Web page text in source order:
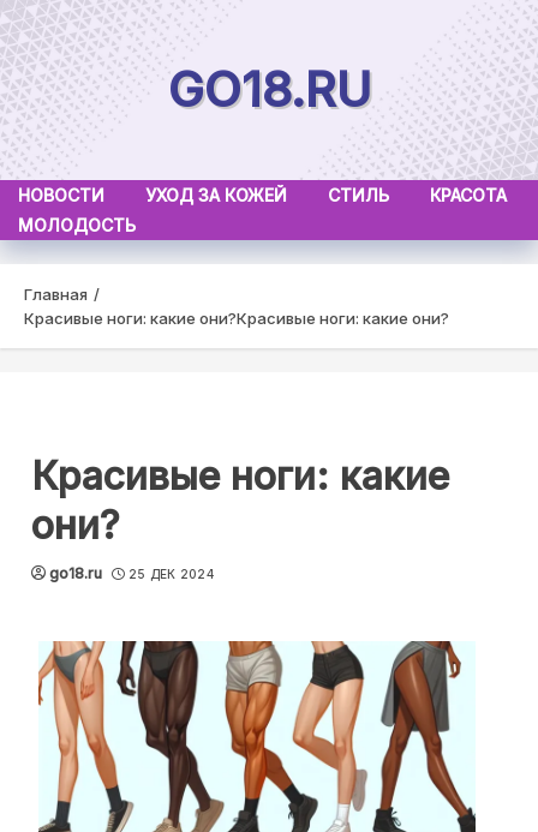
Skip
to
content
GO18.RU
НОВОСТИ УХОД ЗА КОЖЕЙ СТИЛЬ
КРАСОТА
МОЛОДОСТЬ
Главная
Красивые ноги: какие они?Красивые ноги: какие они?
Красивые ноги: какие
они?
go18.ru 25 ДЕК 2024